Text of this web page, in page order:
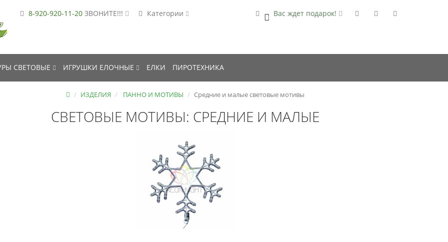
8-920-920-11-20 ЗВОНИТЕ!!! Категории 0 Вас ждет подарок!
СВЕТОВЫЕ ИГРУШКИ ЕЛОЧНЫЕ ЕЛКИ ПИРОТЕХНИКА
ИЗДЕЛИЯ ПАННО И МОТИВЫ Средние и малые световые мотивы
СВЕТОВЫЕ МОТИВЫ: СРЕДНИЕ И МАЛЫЕ